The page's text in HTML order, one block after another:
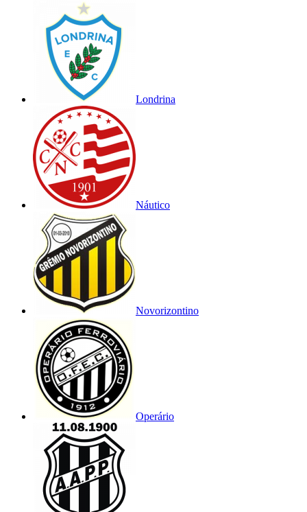
Londrina
Náutico
Novorizontino
Operário